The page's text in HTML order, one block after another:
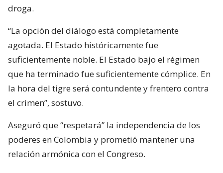
droga.
“La opción del diálogo está completamente
agotada. El Estado históricamente fue
suficientemente noble. El Estado bajo el régimen
que ha terminado fue suficientemente cómplice. En
la hora del tigre será contundente y frentero contra
el crimen”, sostuvo.
Aseguró que “respetará” la independencia de los
poderes en Colombia y prometió mantener una
relación armónica con el Congreso.